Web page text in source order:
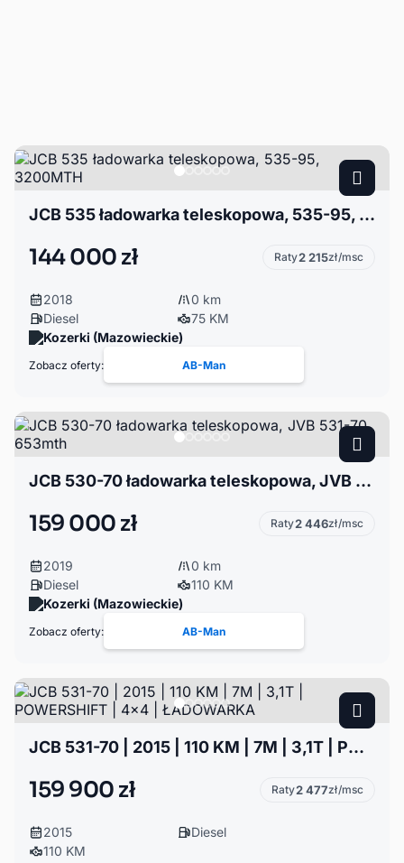
JCB 535 ładowarka teleskopowa, 535-95, 3200MTH
144 000 zł Raty2 215zł/msc
2018
0 km
Diesel
75 KM
Kozerki (Mazowieckie)
Zobacz oferty: AB-Man
JCB 530-70 ładowarka teleskopowa, JVB 531-70, 653mth
159 000 zł Raty2 446zł/msc
2019
0 km
Diesel
110 KM
Kozerki (Mazowieckie)
Zobacz oferty: AB-Man
JCB 531-70 | 2015 | 110 KM | 7M | 3,1T | POWERSHIFT | 4x4 | ŁADOWARKA
159 900 zł Raty2 477zł/msc
2015
Diesel
110 KM